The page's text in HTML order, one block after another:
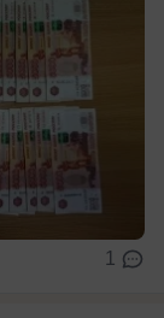
1